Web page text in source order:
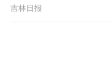
吉林日报